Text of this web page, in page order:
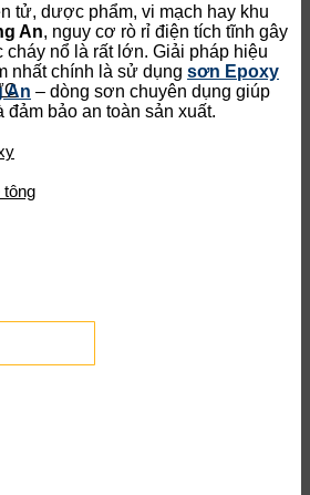
tông
tử, dược phẩm, vi mạch hay khu
An, nguy cơ rò rỉ điện tích tĩnh gây
cháy nổ là rất lớn. Giải pháp hiệu
nhất chính là sử dụng sơn Epoxy
An – dòng sơn chuyên dụng giúp
đảm bảo an toàn sản xuất.